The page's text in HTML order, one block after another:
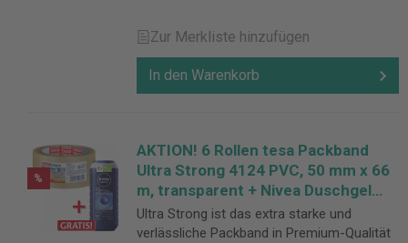
Zur Merkliste hinzufügen
In den Warenkorb
%
AKTION! 6 Rollen tesa Packband
Ultra Strong 4124 PVC, 50 mm x 66
m, transparent + Nivea Duschgel
Total Relax 250 ml GRATIS
Ultra Strong ist das extra starke und
verlässliche Packband in Premium-Qualität